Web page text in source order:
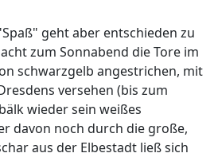
geht aber entschieden zu
zum Sonnabend die Tore im
schwarzgelb angestrichen, mit
versehen (bis zum
wieder sein weißes
davon noch durch die große,
aus der Elbestadt ließ sich